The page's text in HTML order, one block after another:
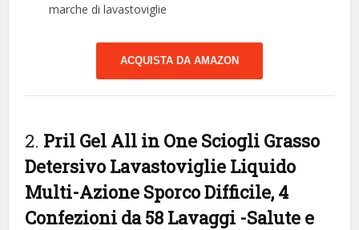
marche di lavastoviglie
ACQUISTA DA AMAZON
2. Pril Gel All in One Sciogli Grasso
Detersivo Lavastoviglie Liquido
Multi-Azione Sporco Difficile, 4
Confezioni da 58 Lavaggi -Salute e